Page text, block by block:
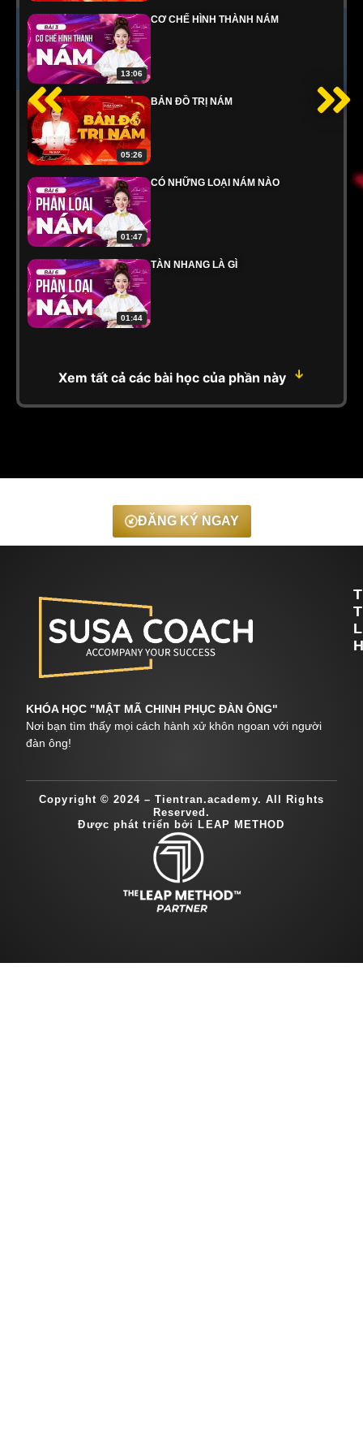
13:06
CƠ CHẾ HÌNH THÀNH NÁM
05:26
BẢN ĐỒ TRỊ NÁM
01:47
CÓ NHỮNG LOẠI NÁM NÀO
01:44
TÀN NHANG LÀ GÌ
Xem tất cả các bài học của phần này ↓
ĐĂNG KÝ NGAY
KHÓA HỌC "MẬT MÃ CHINH PHỤC ĐÀN ÔNG"
Nơi bạn tìm thấy mọi cách hành xử khôn ngoan với người
đàn ông!
Copyright © 2024 – Tientran.academy. All Rights
Reserved.
Được phát triển bởi LEAP METHOD